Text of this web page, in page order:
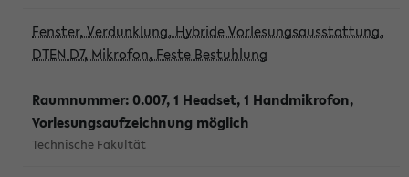
Fenster, Verdunklung, Hybride Vorlesungsausstattung,
DTEN D7, Mikrofon, Feste Bestuhlung
Raumnummer: 0.007, 1 Headset, 1 Handmikrofon,
Vorlesungsaufzeichnung möglich
Technische Fakultät